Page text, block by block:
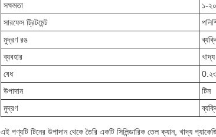
সক্ষমতা
১-
সারফেস ট্রিটমেন্ট
মুদ্রণ রঙ
ব্যবহার
বেধ
0.২৩
উপাদান
টিন
মুদ্রণ
এই পণ্যটি টিনের উপাদান থেকে তৈরি একটি সিলিন্ডারিক তেল ক্যান, খাদ্য